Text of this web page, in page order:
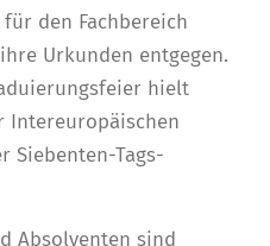
den Fachbereich
Urkunden entgegen.
hielt
Intereuropäischen
Siebenten-Tags-
Absolventen sind